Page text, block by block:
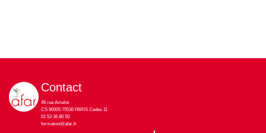
Contact
46 rue Amelot
CS 90005 75536 PARIS Cedex 11
01 53 36 80 50
formation@afar.fr